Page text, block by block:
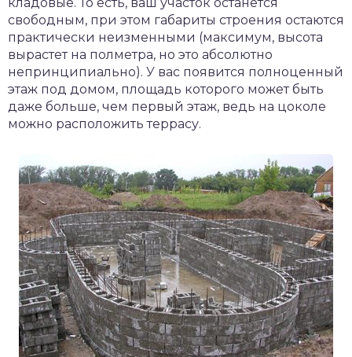
свободным, при этом габариты строения остаются
практически неизменными (максимум, высота
вырастет на полметра, но это абсолютно
непринципиально). У вас появится полноценный
этаж под домом, площадь которого может быть
даже больше, чем первый этаж, ведь на цоколе
можно расположить террасу.